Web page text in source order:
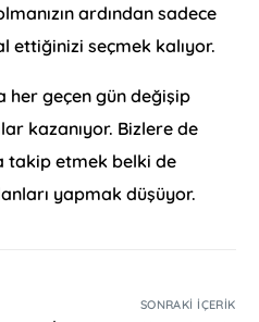
ardından sadece
ettiğinizi seçmek kalıyor.
her geçen gün değişip
kazanıyor. Bizlere de
takip etmek belki de
yapmak düşüyor.
SONRAKI İÇERIK